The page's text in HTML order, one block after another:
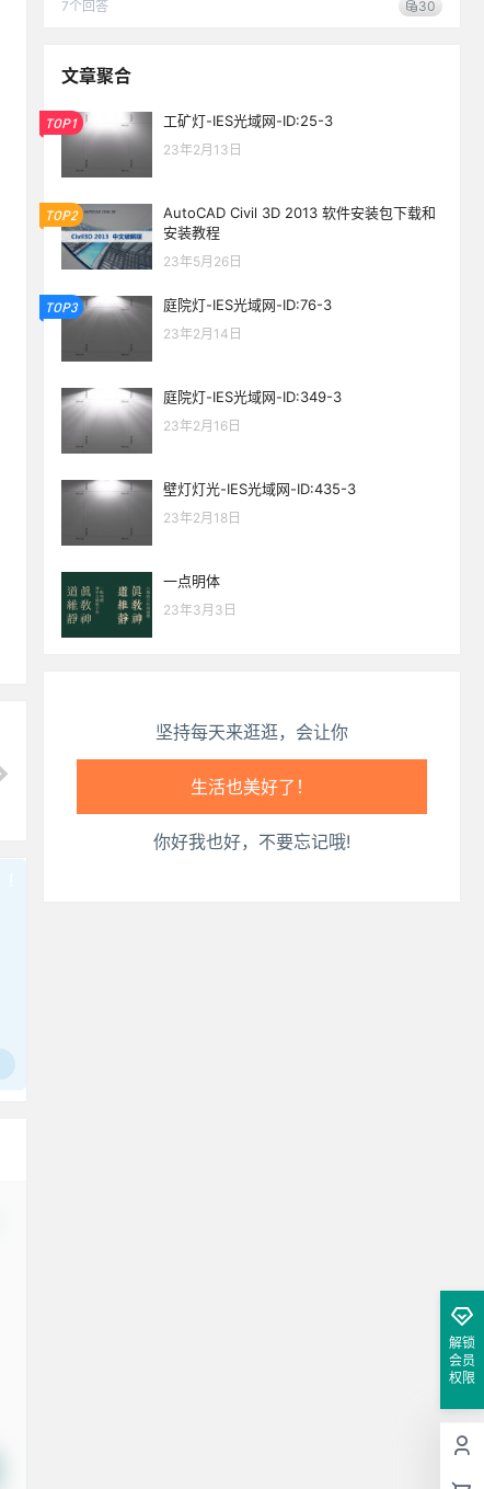
7个回答 30
文章聚合
TOP1 工矿灯-IES光域网-ID:25-3
23年2月13日
TOP2
AutoCAD Civil 3D 2013 软件安装包下载和
安装教程
23年5月26日
TOP3 庭院灯-IES光域网-ID:76-3
23年2月14日
庭院灯-IES光域网-ID:349-3
23年2月16日
壁灯灯光-IES光域网-ID:435-3
23年2月18日
一点明体
23年3月3日
坚持每天来逛逛，会让你
生活也美好了！
走路也有劲了！
工作也轻松了！
你好我也好，不要忘记哦!
解锁
会员
权限